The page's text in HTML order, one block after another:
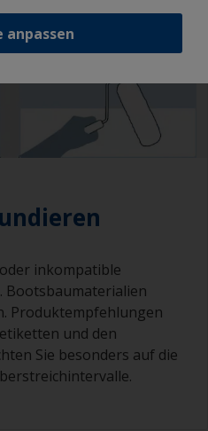
inkompatible
Bootsbaumaterialien
Produktempfehlungen
und den
Sie besonders auf die
anpassen